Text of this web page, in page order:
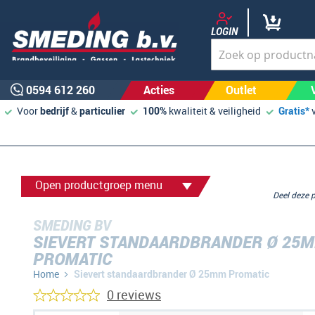
LOGIN
0594 612 260 Acties Outlet
Voorbedrijf&particulier 100% kwaliteit & veiligheid Gratis*
Open productgroep menu
SMEDING BV
SIEVERT STANDAARDBRANDER Ø
PROMATIC
Home Sievert standaardbrander Ø 25mm Promatic
Deel
0 reviews